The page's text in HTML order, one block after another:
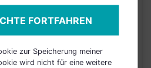
laut Anbieter (KID)
FORTFAHREN
zur Speicherung meiner
wird nicht für eine weitere